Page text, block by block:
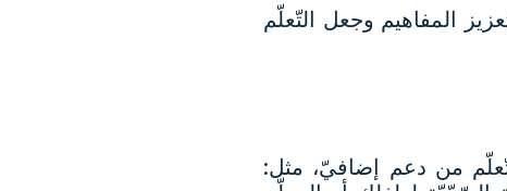
المفاهيم وجعل التّعلّم
من دعم إضافيّ، مثل: